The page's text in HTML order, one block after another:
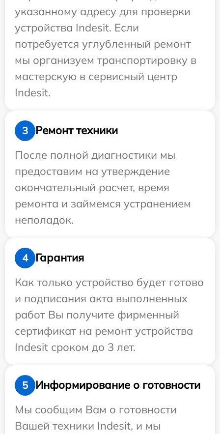
указанному адресу для проверки
устройства Indesit. Если
потребуется углубленный ремонт
мы организуем транспортировку в
мастерскую в сервисный центр
Indesit.
3
Ремонт техники
После полной диагностики мы
предоставим на утверждение
окончательный расчет, время
ремонта и займемся устранением
неполадок.
4
Гарантия
Как только устройство будет готово
и подписания акта выполненных
работ Вы получите фирменный
сертификат на ремонт устройства
Indesit сроком до 3 лет.
5
Информирование о готовности
Мы сообщим Вам о готовности
Вашей техники Indesit, и мы